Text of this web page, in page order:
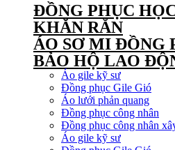
ĐỒNG PHỤC
KHĂN RẰN
ÁO SƠ MI ĐỒNG
BẢO HỘ LAO
Áo gile kỹ sư
Đồng phục Gile Gió
Áo lưới phản quang
Đồng phục công nhân
Đồng phục công nhân
Áo gile kỹ sư